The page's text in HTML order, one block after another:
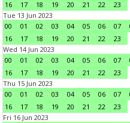
16
17 18 19 20 21 22
23
Tue 13 Jun 2023
00
01 02 03 04 05 06 07
16
17 18 19 20 21 22
23
Wed 14 Jun 2023
00
01 02 03 04 05 06 07
16
17 18 19 20 21 22
23
Thu 15 Jun 2023
00
01 02 03 04 05 06 07
16
17 18 19 20 21 22
23
Fri 16 Jun 2023